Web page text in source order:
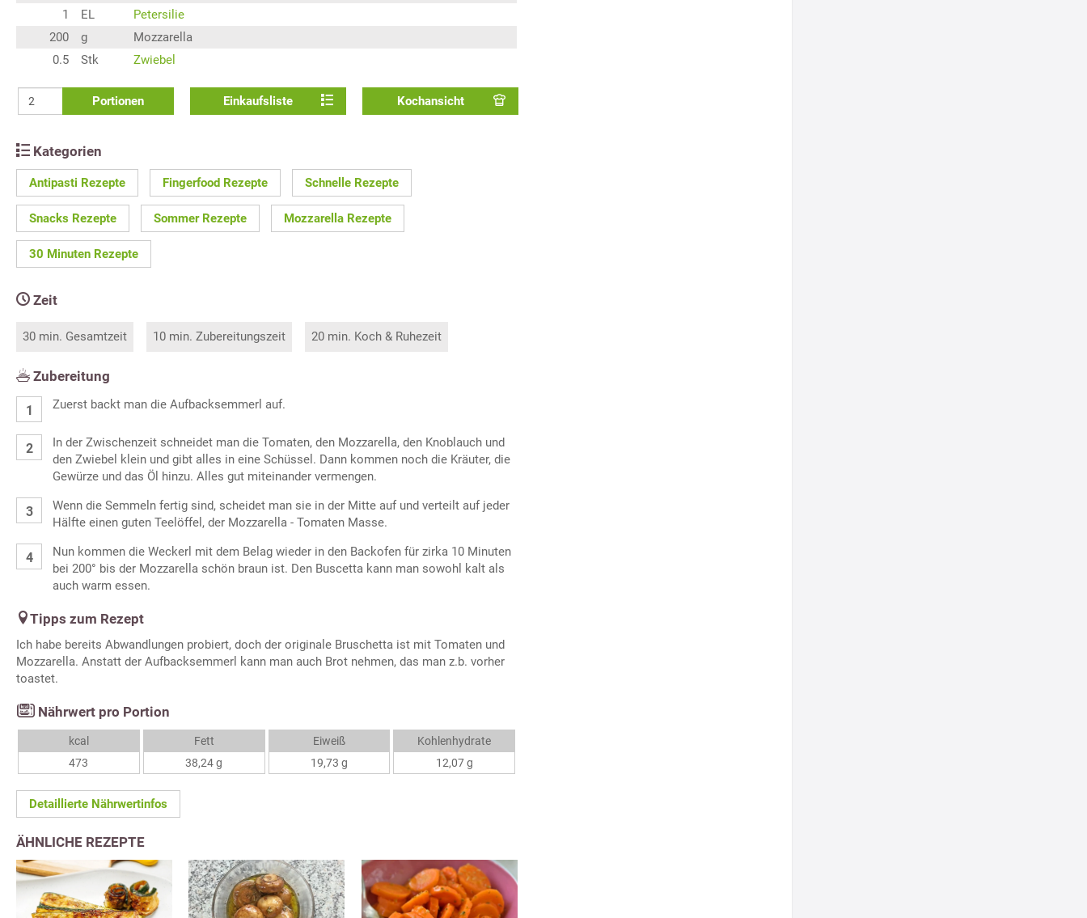
1
EL
Petersilie
200
g
Mozzarella
0.5
Stk Zwiebel
Portionen Einkaufsliste Kochansicht
Kategorien
Antipasti Rezepte Fingerfood Rezepte Schnelle Rezepte
Snacks Rezepte Sommer Rezepte Mozzarella Rezepte
30 Minuten Rezepte
Zeit
30 min. Gesamtzeit 10 min. Zubereitungszeit 20 min. Koch & Ruhezeit
Zubereitung
Zuerst backt man die Aufbacksemmerl auf.
In der Zwischenzeit schneidet man die Tomaten, den Mozzarella, den Knoblauch und
den Zwiebel klein und gibt alles in eine Schüssel. Dann kommen noch die Kräuter, die
Gewürze und das Öl hinzu. Alles gut miteinander vermengen.
Wenn die Semmeln fertig sind, scheidet man sie in der Mitte auf und verteilt auf jeder
Hälfte einen guten Teelöffel, der Mozzarella - Tomaten Masse.
Nun kommen die Weckerl mit dem Belag wieder in den Backofen für zirka 10 Minuten
bei 200° bis der Mozzarella schön braun ist. Den Buscetta kann man sowohl kalt als
auch warm essen.
Tipps zum Rezept
Ich habe bereits Abwandlungen probiert, doch der originale Bruschetta ist mit Tomaten und
Mozzarella. Anstatt der Aufbacksemmerl kann man auch Brot nehmen, das man z.b. vorher
toastet.
Nährwert pro Portion
kcal
473
Fett
38,24 g
Eiweiß
19,73 g
Kohlenhydrate
12,07 g
Detaillierte Nährwertinfos
ÄHNLICHE REZEPTE